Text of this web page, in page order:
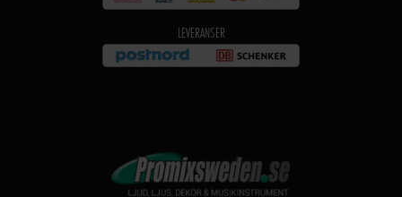
LEVERANSER